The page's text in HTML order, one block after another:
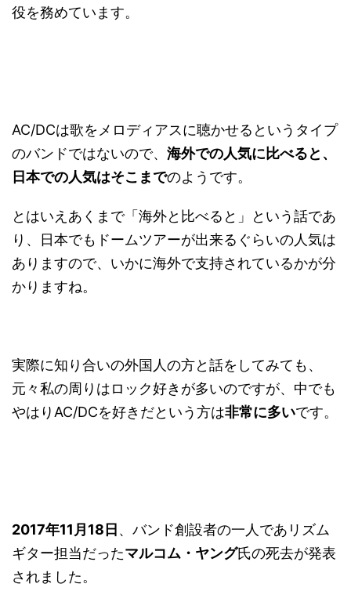
役を務めています。
AC/DCは歌をメロディアスに聴かせるというタイプ
のバンドではないので、 海外での人気に比べると、
日本での人気はそこまでのようです。
とはいえあくまで「海外と比べると」という話であ
り、日本でもドームツアーが出来るぐらいの人気は
ありますので、いかに海外で支持されているかが分
かりますね。
実際に知り合いの外国人の方と話をしてみても、
元々私の周りはロック好きが多いのですが、中でも
やはりAC/DCを好きだという方は非常に多いです。
2017年11月18日、バンド創設者の一人であリズム
ギター担当だったマルコム・ヤング氏の死去が発表
されました。